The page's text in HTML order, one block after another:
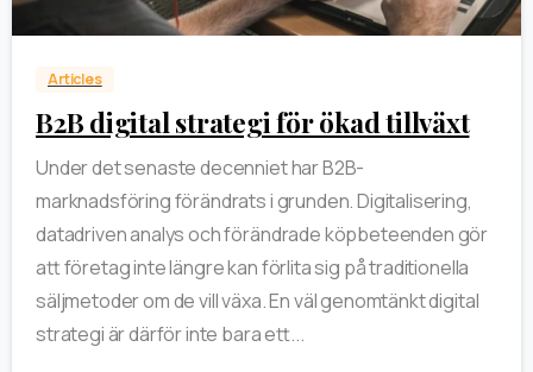
Articles
B2B digital strategi för ökad tillväxt
Under det senaste decenniet har B2B-
marknadsföring förändrats i grunden. Digitalisering,
datadriven analys och förändrade köpbeteenden gör
att företag inte längre kan förlita sig på traditionella
säljmetoder om de vill växa. En väl genomtänkt digital
strategi är därför inte bara ett...